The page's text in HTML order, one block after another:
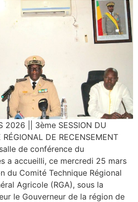
2026 || 3ème SESSION DU
DE RECENSEMENT
de conférence du
a accueilli, ce mercredi 25 mars
du Comité Technique Régional
Agricole (RGA), sous la
le Gouverneur de la région de